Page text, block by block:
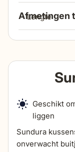
lengte
diepte
zithoogte
Afmetingen
diepte
Geschikt
liggen
Sundura
onverwacht